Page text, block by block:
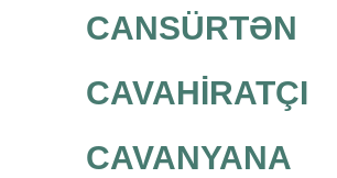
CANSÜRTƏN
CAVAHİRATÇI
CAVANYANA